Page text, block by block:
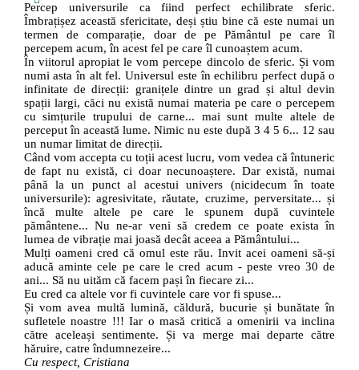
Percep universurile ca fiind perfect echilibrate sferic.
Îmbrațișez această sfericitate, deși știu bine că este numai un
termen de comparație, doar de pe Pământul pe care îl
percepem acum, în acest fel pe care îl cunoaștem acum.
În viitorul apropiat le vom percepe dincolo de sferic. Și vom
numi asta în alt fel. Universul este în echilibru perfect după o
infinitate de direcții: granițele dintre un grad și altul devin
spații largi, căci nu există numai materia pe care o percepem
cu simțurile trupului de carne... mai sunt multe altele de
perceput în această lume. Nimic nu este după 3 4 5 6... 12 sau
un numar limitat de direcții.
Când vom accepta cu toții acest lucru, vom vedea că întuneric
de fapt nu există, ci doar necunoaștere. Dar există, numai
până la un punct al acestui univers (nicidecum în toate
universurile): agresivitate, răutate, cruzime, perversitate... și
încă multe altele pe care le spunem după cuvintele
pământene... Nu ne-ar veni să credem ce poate exista în
lumea de vibrație mai joasă decât aceea a Pământului...
Mulți oameni cred că omul este rău. Invit acei oameni să-și
aducă aminte cele pe care le cred acum - peste vreo 30 de
ani... Să nu uităm că facem pași în fiecare zi...
Eu cred ca altele vor fi cuvintele care vor fi spuse...
Și vom avea multă lumină, căldură, bucurie și bunătate în
sufletele noastre !!! Iar o masă critică a omenirii va inclina
către aceleași sentimente. Și va merge mai departe către
hăruire, catre îndumnezeire...
Cu respect, Cristiana